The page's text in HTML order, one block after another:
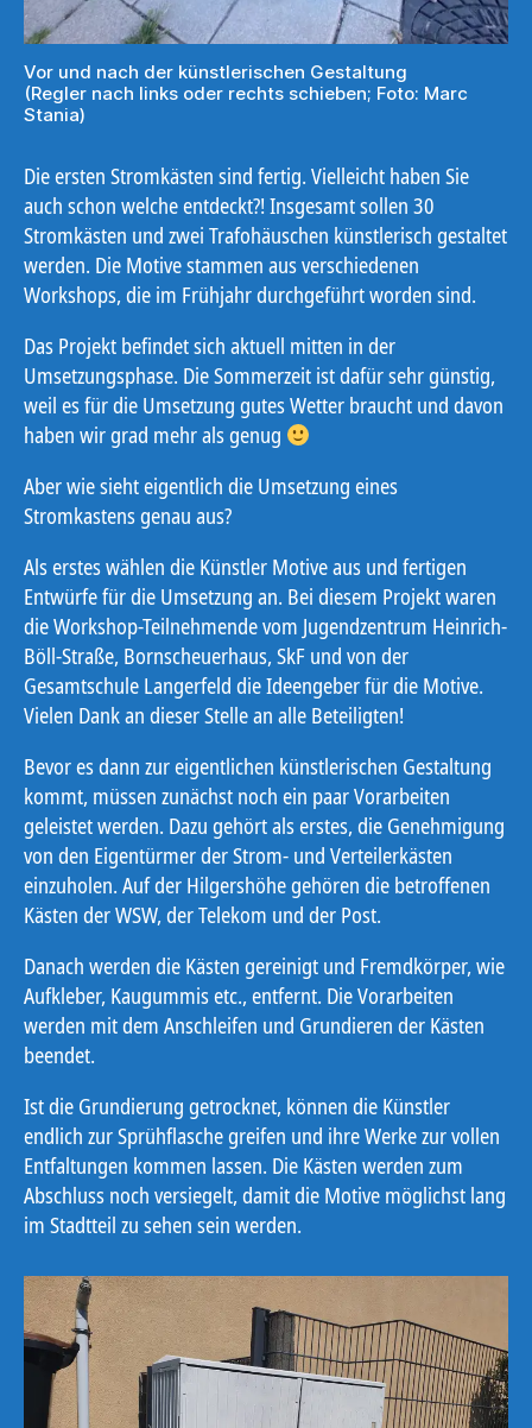
Vor und nach der künstlerischen Gestaltung
(Regler nach links oder rechts schieben; Foto: Marc
Stania)
Die ersten Stromkästen sind fertig. Vielleicht haben Sie
auch schon welche entdeckt?! Insgesamt sollen 30
Stromkästen und zwei Trafohäuschen künstlerisch gestaltet
werden. Die Motive stammen aus verschiedenen
Workshops, die im Frühjahr durchgeführt worden sind.
Das Projekt befindet sich aktuell mitten in der
Umsetzungsphase. Die Sommerzeit ist dafür sehr günstig,
weil es für die Umsetzung gutes Wetter braucht und davon
haben wir grad mehr als genug
Aber wie sieht eigentlich die Umsetzung eines
Stromkastens genau aus?
Als erstes wählen die Künstler Motive aus und fertigen
Entwürfe für die Umsetzung an. Bei diesem Projekt waren
die Workshop-Teilnehmende vom Jugendzentrum Heinrich-
Böll-Straße, Bornscheuerhaus, SkF und von der
Gesamtschule Langerfeld die Ideengeber für die Motive.
Vielen Dank an dieser Stelle an alle Beteiligten!
Bevor es dann zur eigentlichen künstlerischen Gestaltung
kommt, müssen zunächst noch ein paar Vorarbeiten
geleistet werden. Dazu gehört als erstes, die Genehmigung
von den Eigentürmer der Strom- und Verteilerkästen
einzuholen. Auf der Hilgershöhe gehören die betroffenen
Kästen der WSW, der Telekom und der Post.
Danach werden die Kästen gereinigt und Fremdkörper, wie
Aufkleber, Kaugummis etc., entfernt. Die Vorarbeiten
werden mit dem Anschleifen und Grundieren der Kästen
beendet.
Ist die Grundierung getrocknet, können die Künstler
endlich zur Sprühflasche greifen und ihre Werke zur vollen
Entfaltungen kommen lassen. Die Kästen werden zum
Abschluss noch versiegelt, damit die Motive möglichst lang
im Stadtteil zu sehen sein werden.